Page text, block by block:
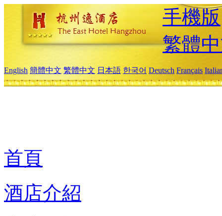
手機版
繁體
English 簡體中文 繁體中文 日本語 한국어 Deutsch Français
首頁
酒店介紹